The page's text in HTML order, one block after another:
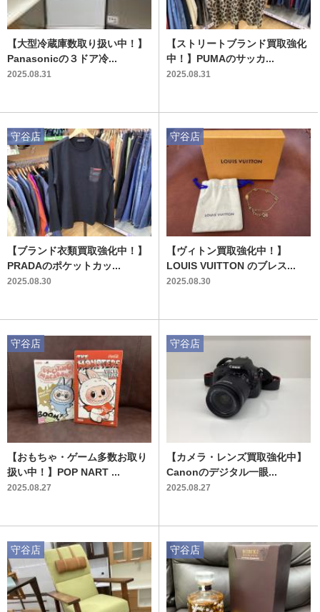
【大型冷蔵庫数取り扱い中！】
Panasonicの３ドア冷...
2025.08.31
【ストリートブランド買取強化
中！】PUMAのサッカ...
2025.08.31
【ブランド衣類買取強化中！】
PRADAのポケットカッ...
2025.08.30
守谷店
【ヴィトン買取強化中！】
LOUIS VUITTON のブレス...
2025.08.30
守谷店
【おもちゃ・ゲーム多数お取り
扱い中！】POP NART ...
2025.08.27
守谷店
【カメラ・レンズ買取強化中】
Canonのデジタル一眼...
2025.08.27
守谷店
守谷店 守谷店